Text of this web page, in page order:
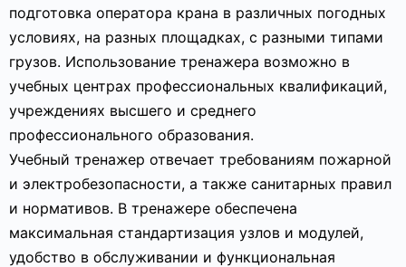
подготовка оператора крана в различных погодных
условиях, на разных площадках, с разными типами
грузов. Использование тренажера возможно в
учебных центрах профессиональных квалификаций,
учреждениях высшего и среднего
профессионального образования.
Учебный тренажер отвечает требованиям пожарной
и электробезопасности, а также санитарных правил
и нормативов. В тренажере обеспечена
максимальная стандартизация узлов и модулей,
удобство в обслуживании и функциональная